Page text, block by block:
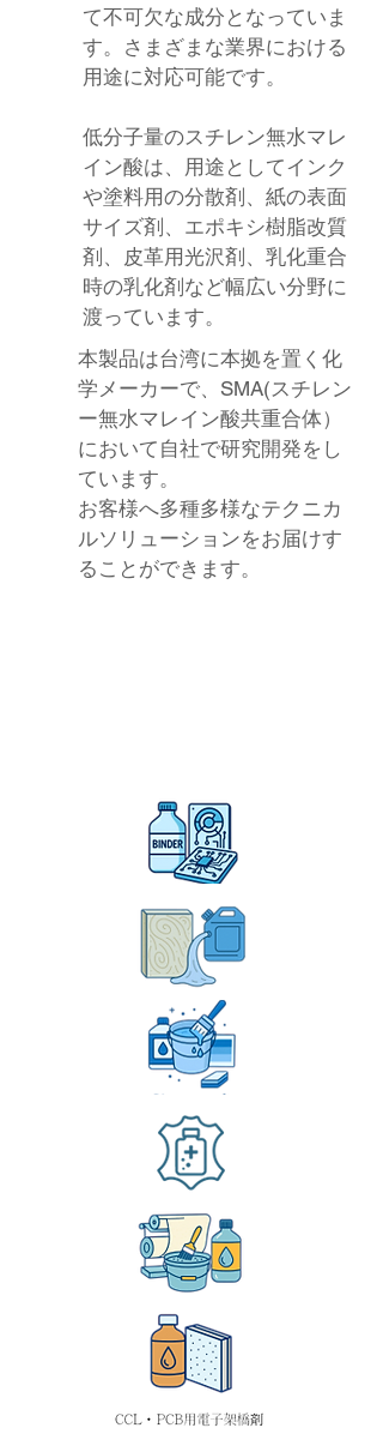
て不可欠な成分となっていま
す。さまざまな業界における
用途に対応可能です。
低分子量のスチレン無水マレ
イン酸は、用途としてインク
や塗料用の分散剤、紙の表面
サイズ剤、エポキシ樹脂改質
剤、皮革用光沢剤、乳化重合
時の乳化剤など幅広い分野に
渡っています。
本製品は台湾に本拠を置く化
学メーカーで、SMA(スチレン
ー無水マレイン酸共重合体）
において自社で研究開発をし
ています。
お客様へ多種多様なテクニカ
ルソリューションをお届けす
ることができます。